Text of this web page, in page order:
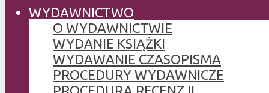
WYDAWNICTWO
O WYDAWNICTWIE
WYDANIE KSIĄŻKI
WYDAWANIE CZASOPISMA
PROCEDURY WYDAWNICZE